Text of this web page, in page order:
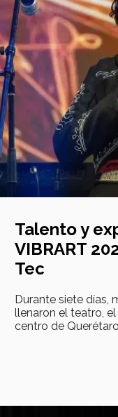
Talento y
VIBRART
Tec
Durante siete días,
llenaron el teatro,
centro de